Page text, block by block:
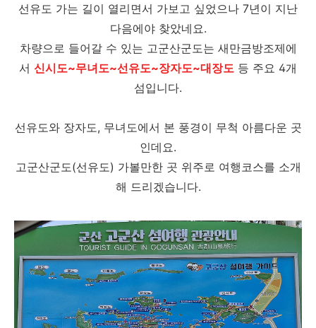
선유도 가는 길이 열리면서 가보고 싶었으나 7년이 지난
다음에야 찾았네요.
차량으로 들어갈 수 있는 고군산군도는 새만금방조제에
서 신시도~무녀도~선유도~장자도~대장도 등 주요 4개
섬입니다.
선유도와 장자도, 무녀도에서 본 풍경이 무척 아름다운 곳
인데요.
고군산군도(선유도) 가볼만한 곳 위주로 여행코스를 소개
해 드리겠습니다.